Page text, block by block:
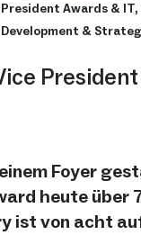
Awards &
&
Foyer
heute über
ist von acht